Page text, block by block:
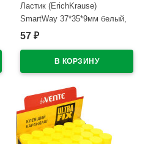
Ластик (ErichKrause)
SmartWay 37*35*9мм белый,
треуг. с центр.
57 ₽